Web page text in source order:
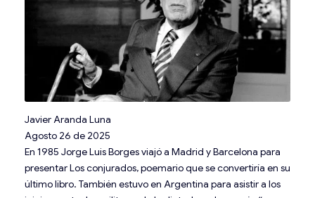
Javier Aranda Luna
Agosto 26 de 2025
En 1985 Jorge Luis Borges viajó a Madrid y Barcelona para
presentar Los conjurados, poemario que se convertiría en su
último libro. También estuvo en Argentina para asistir a los